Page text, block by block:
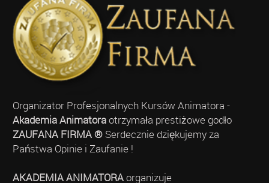
Organizator Profesjonalnych Kursów Animatora -
Akademia Animatoraotrzymała prestiżowe godło
ZAUFANA FIRMA ®Serdecznie dziękujemy za
Państwa Opinie i Zaufanie !
AKADEMIA ANIMATORAorganizuje